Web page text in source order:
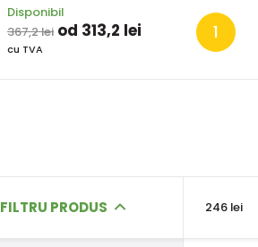
Disponibil
367,2 lei od 313,2 lei
cu TVA
FILTRU PRODUS 246 lei